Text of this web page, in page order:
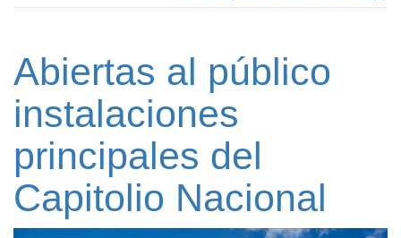
Abiertas al público
instalaciones
principales del
Capitolio Nacional